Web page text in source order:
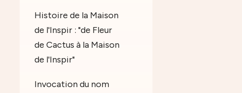
Histoire de la Maison
de l'Inspir : "de Fleur
de Cactus à la Maison
de l'Inspir"
Invocation du nom